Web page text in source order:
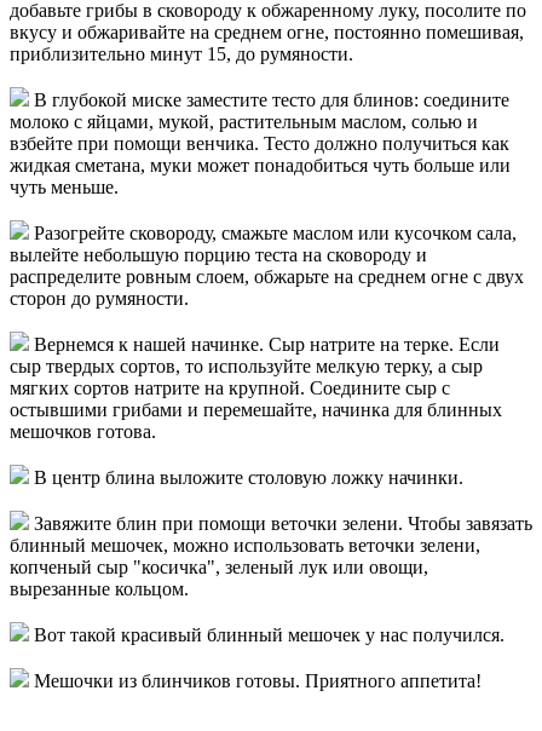
добавьте грибы в сковороду к обжаренному луку, посолите по
вкусу и обжаривайте на среднем огне, постоянно помешивая,
приблизительно минут 15, до румяности.
В глубокой миске заместите тесто для блинов: соедините
молоко с яйцами, мукой, растительным маслом, солью и
взбейте при помощи венчика. Тесто должно получиться как
жидкая сметана, муки может понадобиться чуть больше или
чуть меньше.
Разогрейте сковороду, смажьте маслом или кусочком сала,
вылейте небольшую порцию теста на сковороду и
распределите ровным слоем, обжарьте на среднем огне с двух
сторон до румяности.
Вернемся к нашей начинке. Сыр натрите на терке. Если
сыр твердых сортов, то используйте мелкую терку, а сыр
мягких сортов натрите на крупной. Соедините сыр с
остывшими грибами и перемешайте, начинка для блинных
мешочков готова.
В центр блина выложите столовую ложку начинки.
Завяжите блин при помощи веточки зелени. Чтобы завязать
блинный мешочек, можно использовать веточки зелени,
копченый сыр "косичка", зеленый лук или овощи,
вырезанные кольцом.
Вот такой красивый блинный мешочек у нас получился.
Мешочки из блинчиков готовы. Приятного аппетита!